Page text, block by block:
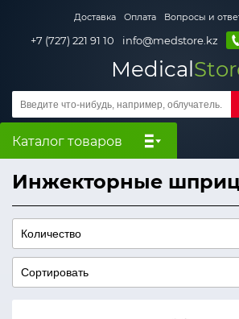
Доставка Оплата Вопросы и
+7 (727) 221 91 10 info@medstore.kz
Medical
Каталог товаров
Инжекторные